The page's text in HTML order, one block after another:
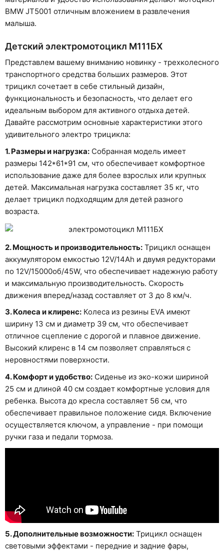
BMW JT5001 отличным вложением в развлечения
малыша.
Детский электромотоцикл М111БХ
Представлем вашему вниманию новинку - трехколесного
транспортного средства больших размеров. Этот
трицикл сочетает в себе стильный дизайн,
функциональность и безопасность, что делает его
идеальным выбором для активного отдыха детей.
Давайте рассмотрим основные характеристики этого
удивительного электро трицикла:
1. Размеры и нагрузка: Собранная модель имеет
размеры 142*61*91 см, что обеспечивает комфортное
использование даже для более взрослых или крупных
детей. Максимальная нагрузка составляет 35 кг, что
делает трицикл подходящим для детей разного
возраста.
2. Мощность и производительность: Трицикл оснащен
аккумулятором емкостью 12V/14Ah и двумя редукторами
по 12V/15000об/45W, что обеспечивает надежную работу
и максимальную производительность. Скорость
движения вперед/назад составляет от 3 до 8 км/ч.
3. Колеса и клиренс: Колеса из резины EVA имеют
ширину 13 см и диаметр 39 см, что обеспечивает
отличное сцепление с дорогой и плавное движение.
Высокий клиренс в 14 см позволяет справляться с
неровностями поверхности.
4. Комфорт и удобство: Сиденье из эко-кожи шириной
25 см и длиной 40 см создает комфортные условия для
ребенка. Высота до кресла составляет 56 см, что
обеспечивает правильное положение сидя. Включение
осуществляется ключом, а управление - при помощи
ручки газа и педали тормоза.
5. Дополнительные возможности: Трицикл оснащен
световыми эффектами - передние и задние фары,